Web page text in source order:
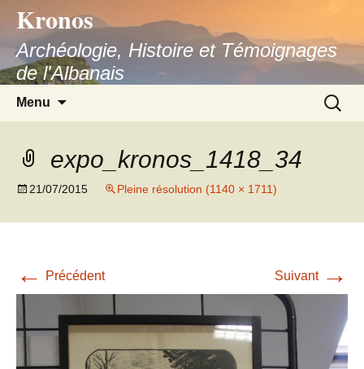
contenu
Kronos
Archéologie, Histoire et Témoignages
de l'Albanais
Menu
expo_kronos_1418_34
21/07/2015 Pleine résolution (1140 × 1711)
← Précédent Suivant →